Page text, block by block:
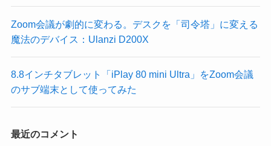
Zoom会議が劇的に変わる。デスクを「司令塔」に変える
魔法のデバイス：Ulanzi D200X
8.8インチタブレット「iPlay 80 mini Ultra」をZoom会議
のサブ端末として使ってみた
最近のコメント